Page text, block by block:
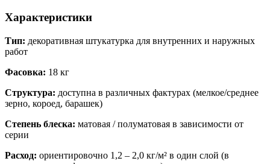
Характеристики
Тип: декоративная штукатурка для внутренних и наружных
работ
Фасовка: 18 кг
Структура: доступна в различных фактурах (мелкое/среднее
зерно, короед, барашек)
Степень блеска: матовая / полуматовая в зависимости от
серии
Расход: ориентировочно 1,2 – 2,0 кг/м² в один слой (в